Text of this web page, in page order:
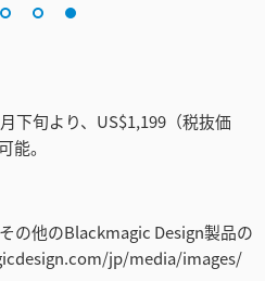
下旬より、US$1,199（税抜価
。
の他のBlackmagic Design製品の
jp/media/images/